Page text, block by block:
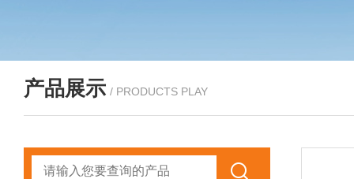
产品展示 / PRODUCTS PLAY